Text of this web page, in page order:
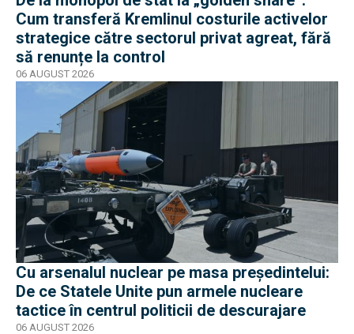
Cum transferă Kremlinul costurile activelor
strategice către sectorul privat agreat, fără
să renunțe la control
06 AUGUST 2026
Cu arsenalul nuclear pe masa preşedintelui:
De ce Statele Unite pun armele nucleare
tactice în centrul politicii de descurajare
06 AUGUST 2026